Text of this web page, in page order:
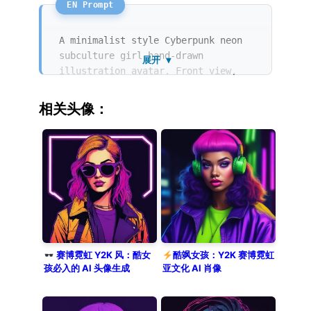
采用了赛璐璐上色风格，完美融合了2000年
代流行时尚与复古未来主义。
A minimalist style Cyberpunk neon
subculture girl hand-drawn
illustration avatar. Front view,
gaze. The design incorporates Y2K
aesthetic and retro-futurism with
2000s fashion items like neon
earrings. Vibrant colors and high
contrast are achieved through flat
color and cel shading. Clean lines
define the silhouette against a
solid electric blue background.
Trendy and sharp minimalist
aesthetic.
展开 ▼
相关头像：
赛博霓虹 Y2K 风：酷女
孩必入的 AI 头像生成
酷飒女孩：Y2K 赛博霓虹
亚文化 AI 肖像